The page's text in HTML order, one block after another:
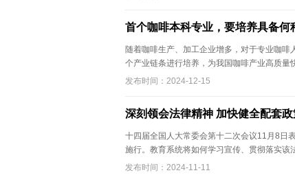
首个咖啡本科专业，要培养具备何
随着咖啡生产、加工企业增多，对于专业咖
个产业链条进行培养，为我国咖啡产业高质量
发布时间：2024-12-15
深刻领会法律精神 加快健全配套
十四届全国人大常委会第十二次会议11月8日
施行。教育系统将如何学习宣传、贯彻落实该
发布时间：2024-11-11